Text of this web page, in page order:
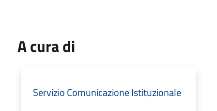
A cura di
Servizio Comunicazione Istituzionale